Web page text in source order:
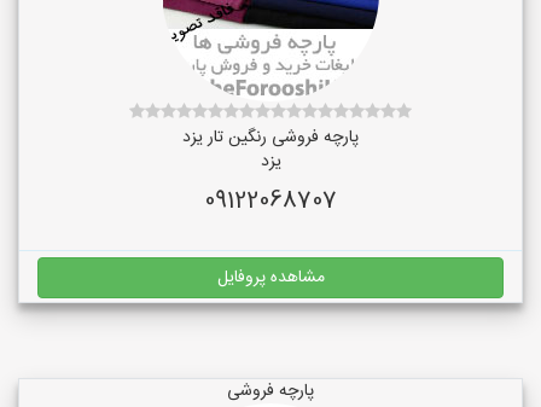
پارچه فروشی رنگین تار یزد
یزد
09122068707
مشاهده پروفایل
پارچه فروشی